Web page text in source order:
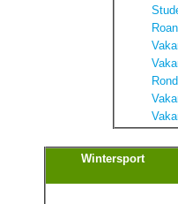
Roan
Wintersport